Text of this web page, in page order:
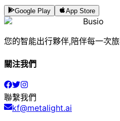
Google Play App Store
Busio
您的智能出行夥伴,陪伴每一次旅
關注我們
聯繫我們
kf@metalight.ai